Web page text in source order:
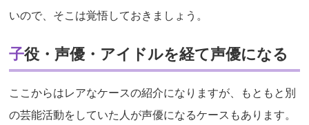
いので、そこは覚悟しておきましょう。
子役・声優・アイドルを経て声優になる
ここからはレアなケースの紹介になりますが、もともと別
の芸能活動をしていた人が声優になるケースもあります。